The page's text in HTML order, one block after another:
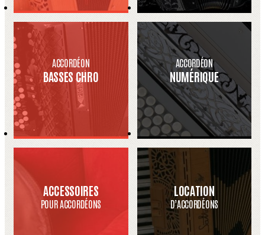
ACCORDÉON
BASSES CHRO
ACCORDÉON
NUMÉRIQUE
ACCESSOIRES
POUR ACCORDÉONS
LOCATION
D’ACCORDÉONS